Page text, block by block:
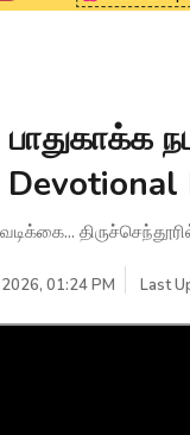
01:24 PM Last